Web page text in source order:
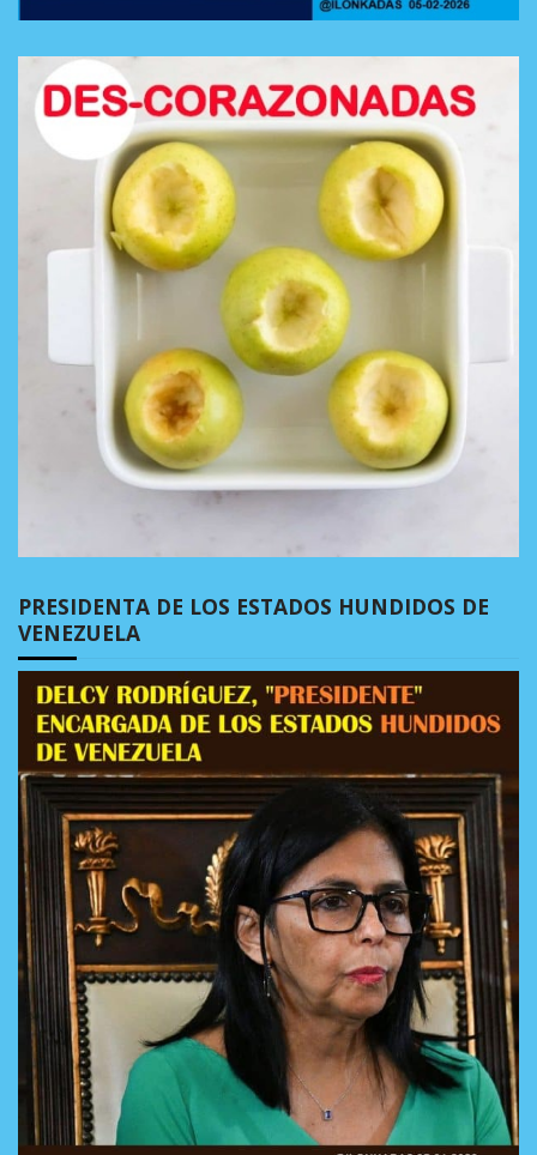
PRESIDENTA DE LOS ESTADOS HUNDIDOS DE
VENEZUELA